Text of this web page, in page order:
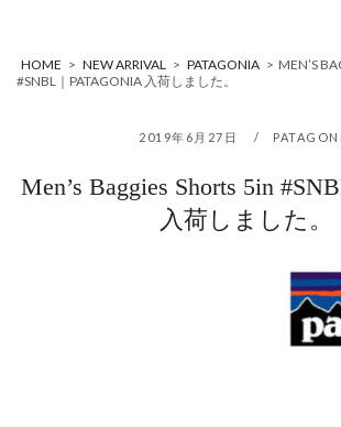
HOME > NEW ARRIVAL > PATAGONIA > MEN’S
#SNBL｜PATAGONIA 入荷しました。
2019年6月27日
Men’s Baggies Shorts 5in
入荷しました。